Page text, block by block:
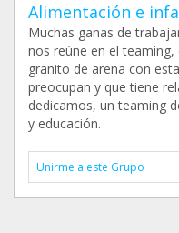
Alimentación e
Muchas ganas de
nos reúne en el
granito de arena con
preocupan y que tiene
dedicamos, un teaming
y educación.
Unirme a este Grupo